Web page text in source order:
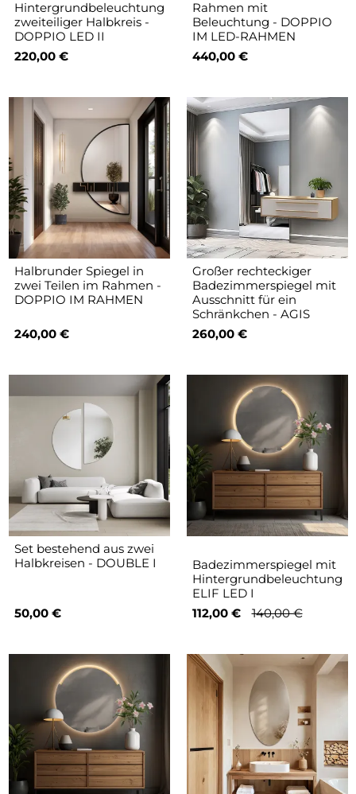
Hintergrundbeleuchtung
zweiteiliger Halbkreis -
DOPPIO LED II
220,00 €
Rahmen mit
Beleuchtung - DOPPIO
IM LED-RAHMEN
440,00 €
Halbrunder Spiegel in
zwei Teilen im Rahmen -
DOPPIO IM RAHMEN
240,00 €
Großer rechteckiger
Badezimmerspiegel mit
Ausschnitt für ein
Schränkchen - AGIS
260,00 €
Set bestehend aus zwei
Halbkreisen - DOUBLE I
50,00 €
Badezimmerspiegel mit
Hintergrundbeleuchtung
ELIF LED I
112,00 €
140,00 €